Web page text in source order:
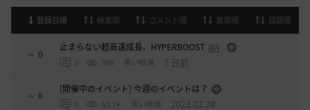
登録日順 検索順 コメント順 推奨順 話題順
0
止まらない超高速成長、HYPERBOOST
0 988 黒い砂漠 7 日前
8
[開催中のイベント] 今週のイベントは？
0 53.1K 黒い砂漠 2023.02.28